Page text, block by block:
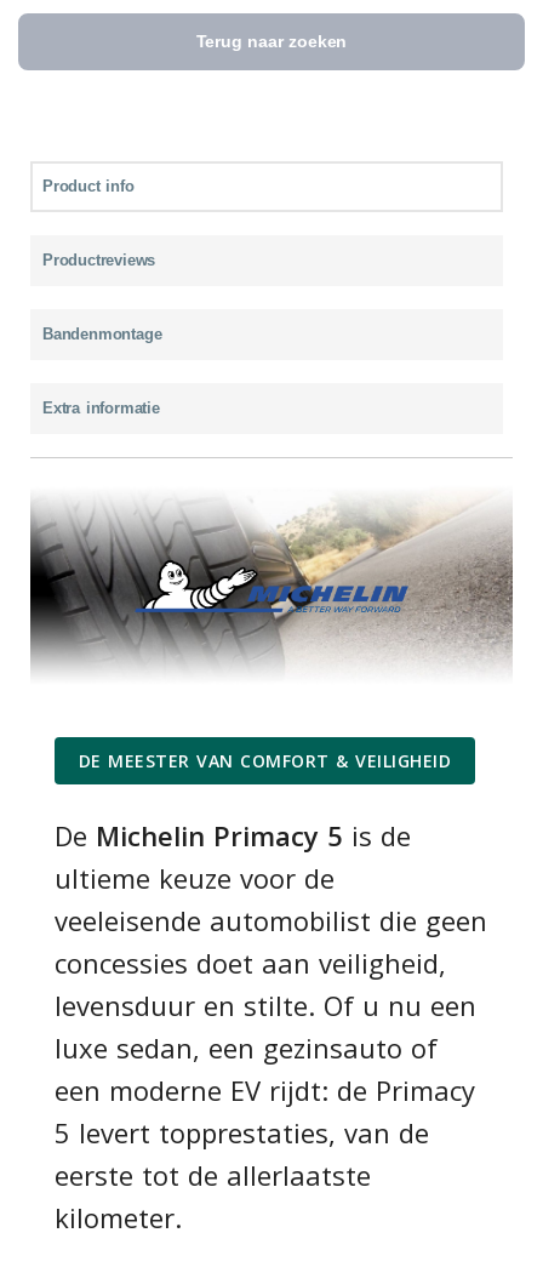
Terug naar zoeken
Product info
Productreviews
Bandenmontage
Extra informatie
DE MEESTER VAN COMFORT & VEILIGHEID
De Michelin Primacy 5 is de
ultieme keuze voor de
veeleisende automobilist die geen
concessies doet aan veiligheid,
levensduur en stilte. Of u nu een
luxe sedan, een gezinsauto of
een moderne EV rijdt: de Primacy
5 levert topprestaties, van de
eerste tot de allerlaatste
kilometer.